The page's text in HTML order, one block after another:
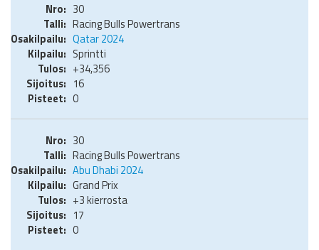
30
Racing Bulls Powertrans
Qatar 2024
Sprintti
+34,356
16
0
30
Racing Bulls Powertrans
Abu Dhabi 2024
Grand Prix
+3 kierrosta
17
0